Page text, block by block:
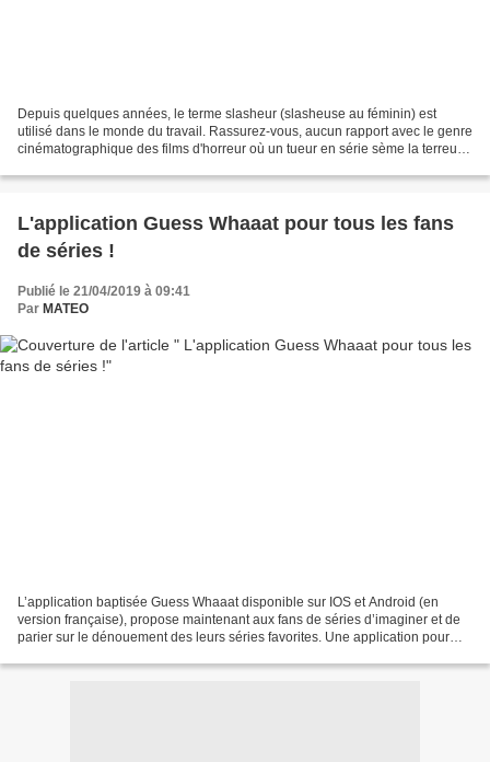
Depuis quelques années, le terme slasheur (slasheuse au féminin) est
utilisé dans le monde du travail. Rassurez-vous, aucun rapport avec le genre
cinématographique des films d'horreur où un tueur en série sème la terreur
L'application Guess Whaaat pour tous les fans
de séries !
Publié le 21/04/2019 à 09:41
Par MATEO
L’application baptisée Guess Whaaat disponible sur IOS et Android (en
version française), propose maintenant aux fans de séries d’imaginer et de
parier sur le dénouement des leurs séries favorites. Une application pour